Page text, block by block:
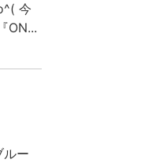
今
ON...
ー